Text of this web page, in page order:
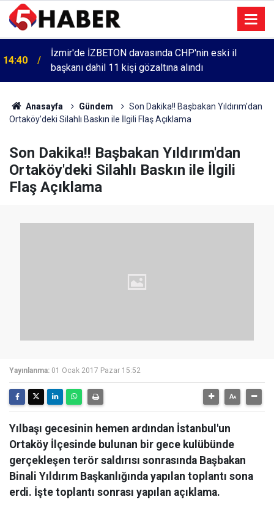
14:40
İzmir'de İZBETON davasında CHP'nin eski il
başkanı dahil 11 kişi gözaltına alındı
Anasayfa Gündem
Son Dakika!! Başbakan Yıldırım'dan
Ortaköy'deki Silahlı Baskın ile İlgili Flaş Açıklama
Son Dakika!! Başbakan Yıldırım'dan
Ortaköy'deki Silahlı Baskın ile İlgili
Flaş Açıklama
Yayınlanma: 01 Ocak 2017 Pazar 15:52
Yılbaşı gecesinin hemen ardından İstanbul'un
Ortaköy İlçesinde bulunan bir gece kulübünde
gerçekleşen terör saldırısı sonrasında Başbakan
Binali Yıldırım Başkanlığında yapılan toplantı sona
erdi. İşte toplantı sonrası yapılan açıklama.